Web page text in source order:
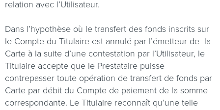
relation avec l’Utilisateur.
Dans l’hypothèse où le transfert des fonds inscrits sur
le Compte du Titulaire est annulé par l’émetteur de la
Carte à la suite d’une contestation par l’Utilisateur, le
Titulaire accepte que le Prestataire puisse
contrepasser toute opération de transfert de fonds par
Carte par débit du Compte de paiement de la somme
correspondante. Le Titulaire reconnaît qu’une telle